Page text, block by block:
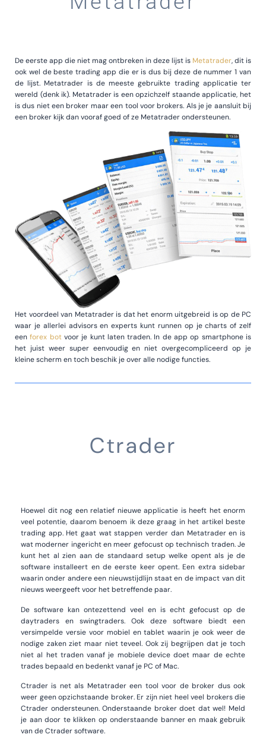
De eerste app die niet mag ontbreken in deze lijst is Metatrader, dit is
ook wel de beste trading app die er is dus bij deze de nummer 1 van
de lijst. Metatrader is de meeste gebruikte trading applicatie ter
wereld (denk ik). Metatrader is een opzichzelf staande applicatie, het
is dus niet een broker maar een tool voor brokers. Als je je aansluit bij
een broker kijk dan vooraf goed of ze Metatrader ondersteunen.
Het voordeel van Metatrader is dat het enorm uitgebreid is op de PC
waar je allerlei advisors en experts kunt runnen op je charts of zelf
eenforex botvoor je kunt laten traden. In de app op smartphone is
het juist weer super eenvoudig en niet overgecompliceerd op je
kleine scherm en toch beschik je over alle nodige functies.
Ctrader
Hoewel dit nog een relatief nieuwe applicatie is heeft het enorm
veel potentie, daarom benoem ik deze graag in het artikel beste
trading app. Het gaat wat stappen verder dan Metatrader en is
wat moderner ingericht en meer gefocust op technisch traden. Je
kunt het al zien aan de standaard setup welke opent als je de
software installeert en de eerste keer opent. Een extra sidebar
waarin onder andere een nieuwstijdlijn staat en de impact van dit
nieuws weergeeft voor het betreffende paar.
De software kan ontezettend veel en is echt gefocust op de
daytraders en swingtraders. Ook deze software biedt een
versimpelde versie voor mobiel en tablet waarin je ook weer de
nodige zaken ziet maar niet teveel. Ook zij begrijpen dat je toch
niet al het traden vanaf je mobiele device doet maar de echte
trades bepaald en bedenkt vanaf je PC of Mac.
Ctrader is net als Metatrader een tool voor de broker dus ook
weer geen opzichstaande broker. Er zijn niet heel veel brokers die
Ctrader ondersteunen. Onderstaande broker doet dat wel! Meld
je aan door te klikken op onderstaande banner en maak gebruik
van de Ctrader software.